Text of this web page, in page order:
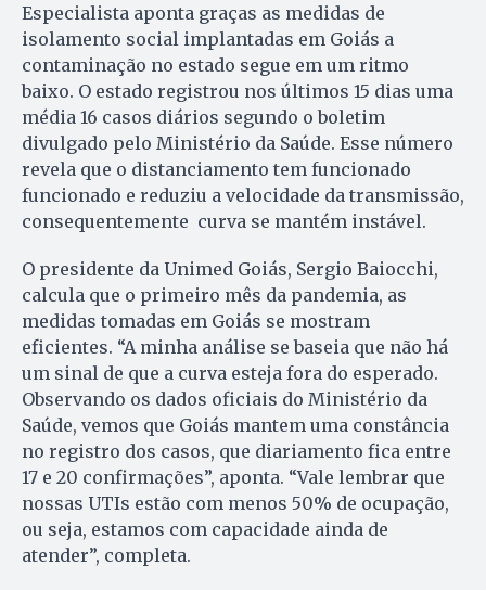
Especialista aponta graças as medidas de
isolamento social implantadas em Goiás a
contaminação no estado segue em um ritmo
baixo. O estado registrou nos últimos 15 dias uma
média 16 casos diários segundo o boletim
divulgado pelo Ministério da Saúde. Esse número
revela que o distanciamento tem funcionado
funcionado e reduziu a velocidade da transmissão,
consequentemente curva se mantém instável.
O presidente da Unimed Goiás, Sergio Baiocchi,
calcula que o primeiro mês da pandemia, as
medidas tomadas em Goiás se mostram
eficientes. “A minha análise se baseia que não há
um sinal de que a curva esteja fora do esperado.
Observando os dados oficiais do Ministério da
Saúde, vemos que Goiás mantem uma constância
no registro dos casos, que diariamento fica entre
17 e 20 confirmações”, aponta. “Vale lembrar que
nossas UTIs estão com menos 50% de ocupação,
ou seja, estamos com capacidade ainda de
atender”, completa.